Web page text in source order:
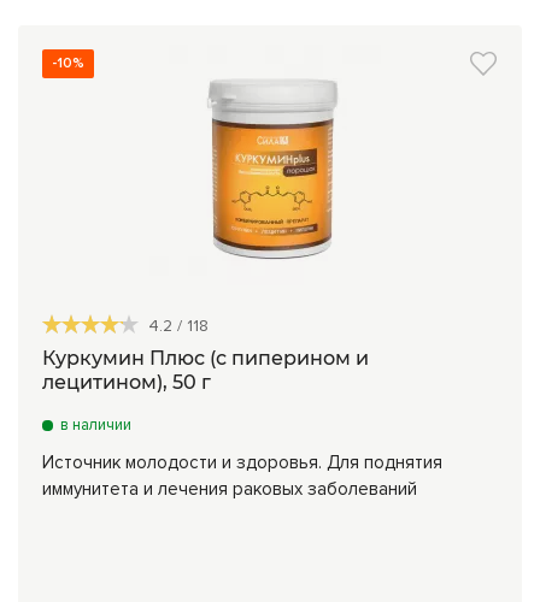
-10%
4.2 / 118
Куркумин Плюс (с пиперином и
лецитином), 50 г
в наличии
Источник молодости и здоровья. Для поднятия
иммунитета и лечения раковых заболеваний